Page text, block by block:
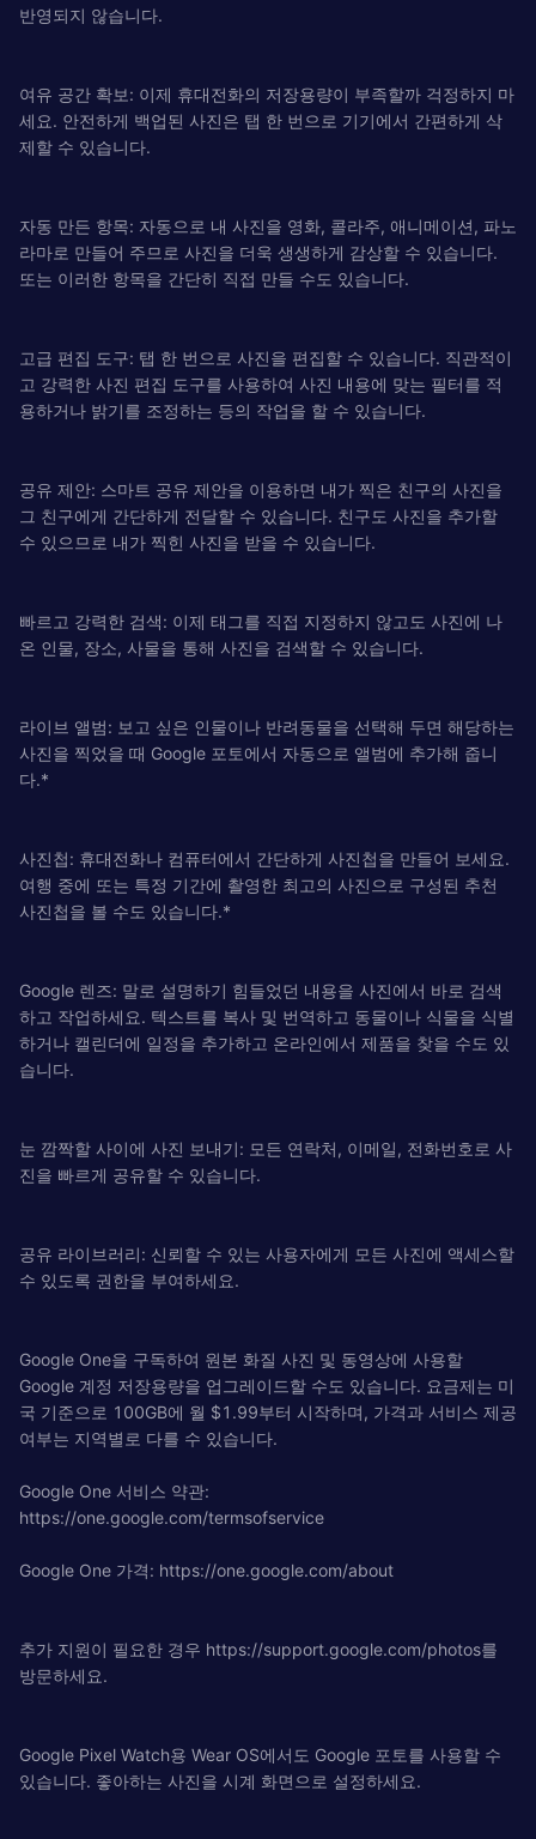
반영되지 않습니다.
여유 공간 확보: 이제 휴대전화의 저장용량이 부족할까 걱정하지 마
세요. 안전하게 백업된 사진은 탭 한 번으로 기기에서 간편하게 삭
제할 수 있습니다.
자동 만든 항목: 자동으로 내 사진을 영화, 콜라주, 애니메이션, 파노
라마로 만들어 주므로 사진을 더욱 생생하게 감상할 수 있습니다.
또는 이러한 항목을 간단히 직접 만들 수도 있습니다.
고급 편집 도구: 탭 한 번으로 사진을 편집할 수 있습니다. 직관적이
고 강력한 사진 편집 도구를 사용하여 사진 내용에 맞는 필터를 적
용하거나 밝기를 조정하는 등의 작업을 할 수 있습니다.
공유 제안: 스마트 공유 제안을 이용하면 내가 찍은 친구의 사진을
그 친구에게 간단하게 전달할 수 있습니다. 친구도 사진을 추가할
수 있으므로 내가 찍힌 사진을 받을 수 있습니다.
빠르고 강력한 검색: 이제 태그를 직접 지정하지 않고도 사진에 나
온 인물, 장소, 사물을 통해 사진을 검색할 수 있습니다.
라이브 앨범: 보고 싶은 인물이나 반려동물을 선택해 두면 해당하는
사진을 찍었을 때 Google 포토에서 자동으로 앨범에 추가해 줍니
다.*
사진첩: 휴대전화나 컴퓨터에서 간단하게 사진첩을 만들어 보세요.
여행 중에 또는 특정 기간에 촬영한 최고의 사진으로 구성된 추천
사진첩을 볼 수도 있습니다.*
Google 렌즈: 말로 설명하기 힘들었던 내용을 사진에서 바로 검색
하고 작업하세요. 텍스트를 복사 및 번역하고 동물이나 식물을 식별
하거나 캘린더에 일정을 추가하고 온라인에서 제품을 찾을 수도 있
습니다.
눈 깜짝할 사이에 사진 보내기: 모든 연락처, 이메일, 전화번호로 사
진을 빠르게 공유할 수 있습니다.
공유 라이브러리: 신뢰할 수 있는 사용자에게 모든 사진에 액세스할
수 있도록 권한을 부여하세요.
Google One을 구독하여 원본 화질 사진 및 동영상에 사용할
Google 계정 저장용량을 업그레이드할 수도 있습니다. 요금제는 미
국 기준으로 100GB에 월 $1.99부터 시작하며, 가격과 서비스 제공
여부는 지역별로 다를 수 있습니다.
Google One 서비스 약관:
https://one.google.com/termsofservice
Google One 가격: https://one.google.com/about
추가 지원이 필요한 경우 https://support.google.com/photos를
방문하세요.
Google Pixel Watch용 Wear OS에서도 Google 포토를 사용할 수
있습니다. 좋아하는 사진을 시계 화면으로 설정하세요.